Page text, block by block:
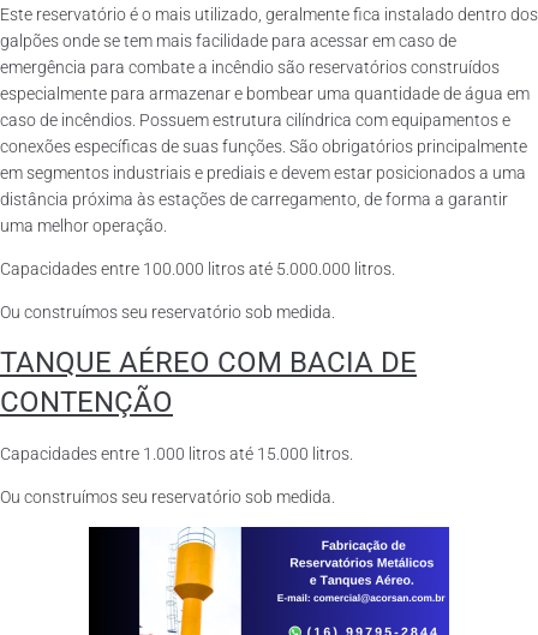
Este reservatório é o mais utilizado, geralmente fica instalado dentro dos
galpões onde se tem mais facilidade para acessar em caso de
emergência para combate a incêndio são reservatórios construídos
especialmente para armazenar e bombear uma quantidade de água em
caso de incêndios. Possuem estrutura cilíndrica com equipamentos e
conexões específicas de suas funções. São obrigatórios principalmente
em segmentos industriais e prediais e devem estar posicionados a uma
distância próxima às estações de carregamento, de forma a garantir
uma melhor operação.
Capacidades entre 100.000 litros até 5.000.000 litros.
Ou construímos seu reservatório sob medida.
TANQUE AÉREO COM BACIA DE
CONTENÇÃO
Capacidades entre 1.000 litros até 15.000 litros.
Ou construímos seu reservatório sob medida.